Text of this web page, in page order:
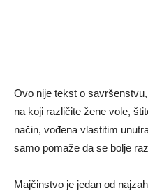
Ovo nije tekst o
na koji različite žene vole,
način, vođena vlastitim
samo pomaže da se bolje
Majčinstvo je jedan od